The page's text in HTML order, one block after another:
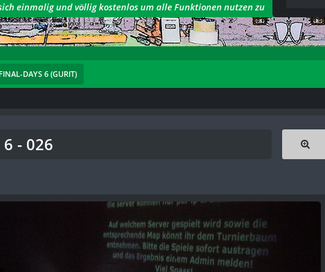
einmalig und völlig kostenlos um alle Funktionen nutzen zu
DAYS 6 (GURIT)
6 - 026